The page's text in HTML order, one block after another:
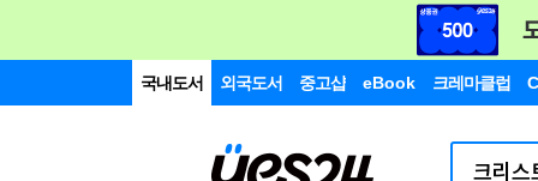
국내도서 외국도서 중고샵 eBook 크레마클럽